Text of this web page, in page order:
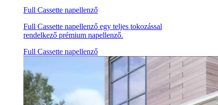
Full Cassette napellenző
Full Cassette napellenző egy teljes tokozással
rendelkező prémium napellenző.
Full Cassette napellenző